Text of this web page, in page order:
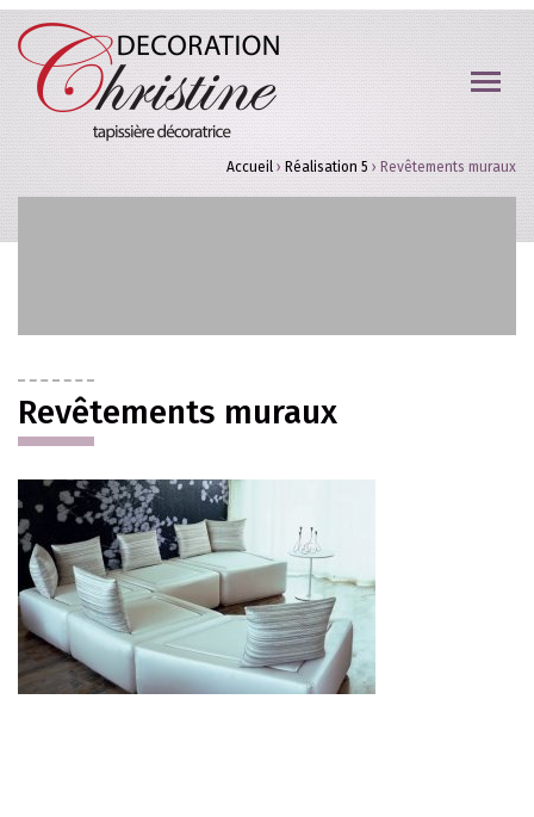
Accueil› Réalisation 5 › Revêtements muraux
Revêtements muraux